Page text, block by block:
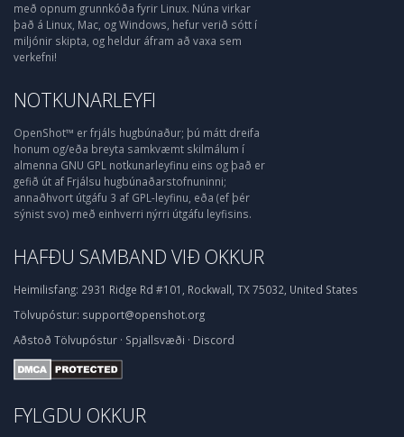
með opnum grunnkóða fyrir Linux. Núna virkar
það á Linux, Mac, og Windows, hefur verið sótt í
miljónir skipta, og heldur áfram að vaxa sem
verkefni!
NOTKUNARLEYFI
OpenShot™ er frjáls hugbúnaður; þú mátt dreifa
honum og/eða breyta samkvæmt skilmálum í
almenna GNU GPL notkunarleyfinu eins og það er
gefið út af Frjálsu hugbúnaðarstofnuninni;
annaðhvort útgáfu 3 af GPL-leyfinu, eða (ef þér
sýnist svo) með einhverri nýrri útgáfu leyfisins.
HAFÐU SAMBAND VIÐ OKKUR
Heimilisfang: 2931 Ridge Rd #101, Rockwall, TX 75032, United States
Tölvupóstur: support@openshot.org
Aðstoð Tölvupóstur · Spjallsvæði · Discord
FYLGDU OKKUR